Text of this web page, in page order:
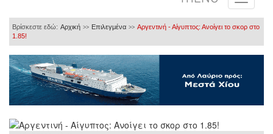
Βρίσκεστε εδώ: Αρχική >> Επιλεγμένα >> Αργεντινή - Αίγυπτος: Ανοίγει το σκορ στο
1.85!